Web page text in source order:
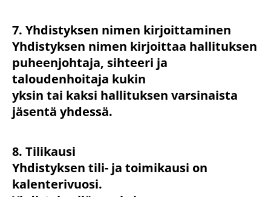
7. Yhdistyksen nimen kirjoittaminen
Yhdistyksen nimen kirjoittaa hallituksen
puheenjohtaja, sihteeri ja
taloudenhoitaja kukin
yksin tai kaksi hallituksen varsinaista
jäsentä yhdessä.
8. Tilikausi
Yhdistyksen tili- ja toimikausi on
kalenterivuosi.